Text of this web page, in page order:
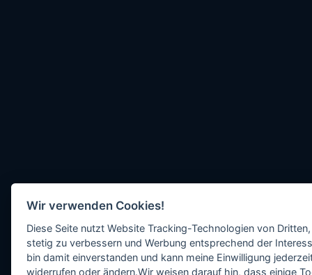
Wir verwenden Cookies!
Diese Seite nutzt Website Tracking-Technologien von
stetig zu verbessern und Werbung entsprechend der
bin damit einverstanden und kann meine Einwilligung
widerrufen oder ändern.Wir weisen darauf hin, dass einige